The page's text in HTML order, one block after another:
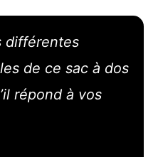
différentes
de ce sac à dos
répond à vos